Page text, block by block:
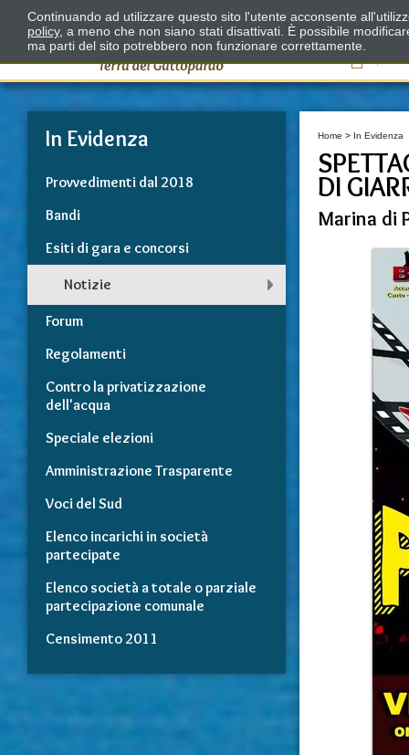
Il
In Evidenza
Provvedimenti dal 2018
Bandi
Esiti di gara e concorsi
Notizie
Forum
Regolamenti
Contro la privatizzazione
dell'acqua
Speciale elezioni
Amministrazione Trasparente
Voci del Sud
Elenco incarichi in società
partecipate
Elenco società a totale o parziale
partecipazione comunale
Censimento 2011
Home > In Evidenza
DI
Marina di
Continuando ad utilizzare questo sito l'utente acconsente
policy, a meno che non siano stati disattivati. È possibile
ma parti del sito potrebbero non funzionare correttamente.